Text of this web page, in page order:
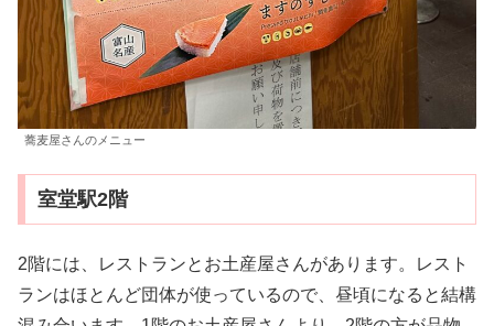
蕎麦屋さんのメニュー
室堂駅2階
2階には、レストランとお土産屋さんがあります。レスト
ランはほとんど団体が使っているので、昼頃になると結構